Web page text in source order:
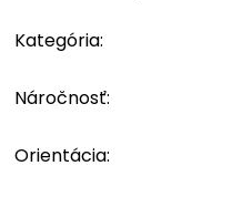
Kategória:
Náročnosť:
Orientácia: